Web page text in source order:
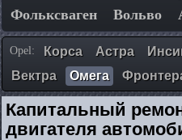
Фольксваген
Вольво
Opel: Корса Астра
Вектра
Омега
Капитальный
двигателя